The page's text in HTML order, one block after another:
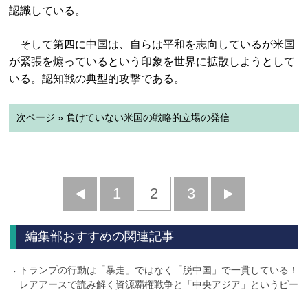
認識している。
そして第四に中国は、自らは平和を志向しているが米国
が緊張を煽っているという印象を世界に拡散しようとして
いる。認知戦の典型的攻撃である。
次ページ » 負けていない米国の戦略的立場の発信
前
へ
1 2 3
へ
編集部おすすめの関連記事
トランプの行動は「暴走」ではなく「脱中国」で一貫している！
レアアースで読み解く資源覇権戦争と「中央アジア」というピー